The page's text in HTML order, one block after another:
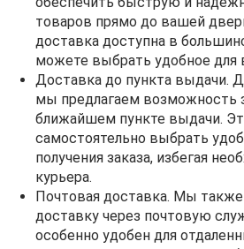
товаров прямо до вашей
доставка доступна в
можете выбрать удобное для
Доставка до пункта выдачи.
мы предлагаем возможность
ближайшем пункте выдачи.
самостоятельно выбрать
получения заказа, избегая
курьера.
Почтовая доставка. Мы
доставку через почтовую
особенно удобен для